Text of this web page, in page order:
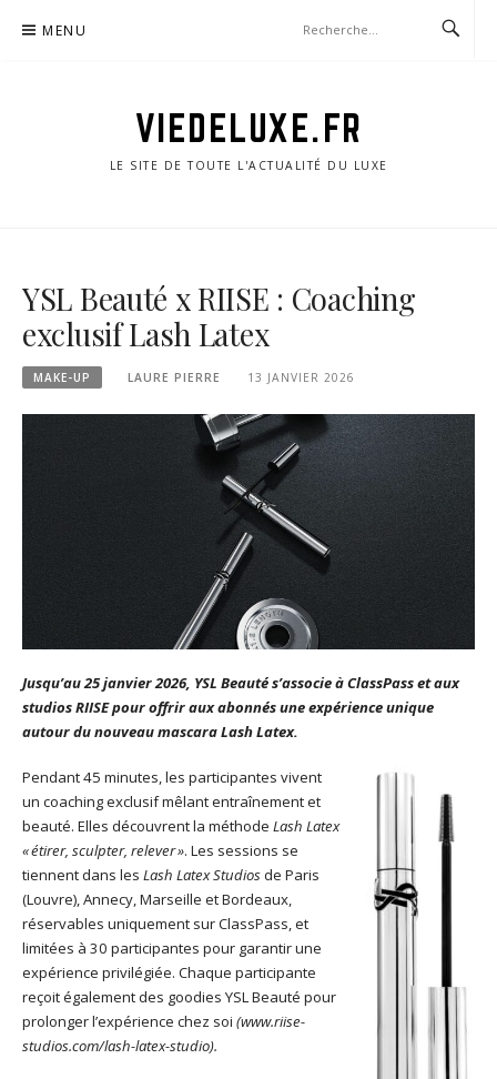
MENU
VIEDELUXE.FR
LE SITE DE TOUTE L'ACTUALITÉ DU LUXE
YSL Beauté x RIISE : Coaching
exclusif Lash Latex
MAKE-UP LAURE PIERRE 13 JANVIER 2026
Jusqu’au 25 janvier 2026, YSL Beauté s’associe à ClassPass et aux
studios RIISE pour offrir aux abonnés une expérience unique
autour du nouveau mascara Lash Latex.
Pendant 45 minutes, les participantes vivent
un coaching exclusif mêlant entraînement et
beauté. Elles découvrent la méthode Lash Latex
«étirer, sculpter, relever». Les sessions se
tiennent dans les Lash Latex Studiosde Paris
(Louvre), Annecy, Marseille et Bordeaux,
réservables uniquement sur ClassPass, et
limitées à 30 participantes pour garantir une
expérience privilégiée. Chaque participante
reçoit également des goodies YSL Beauté pour
prolonger l’expérience chez soi (www.riise-
studios.com/lash-latex-studio).